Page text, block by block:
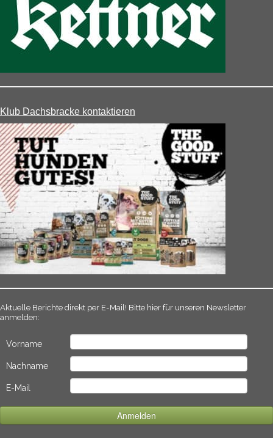
Klub Dachsbracke kontaktieren
Aktuelle Berichte direkt per E-Mail! Bitte hier für unseren Newsletter
anmelden:
Vorname
Nachname
E-Mail